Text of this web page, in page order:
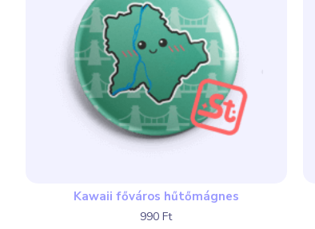
Kawaii főváros hűtőmágnes
990 Ft